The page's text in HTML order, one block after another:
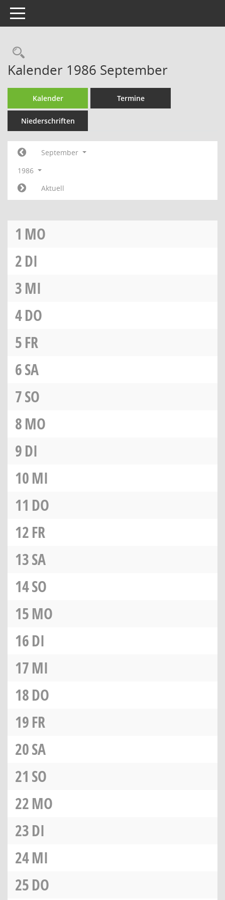
Toggle navigation
Rechercheauswahl
Kalender 1986 September
Kalender Termine
Niederschriften
September
1986
Aktuell
1 MO
2DI
3MI
4DO
5FR
6SA
7SO
8MO
9DI
10MI
11 DO
12FR
13SA
14SO
15MO
16DI
17MI
18DO
19FR
20SA
21 SO
22MO
23DI
24MI
25DO